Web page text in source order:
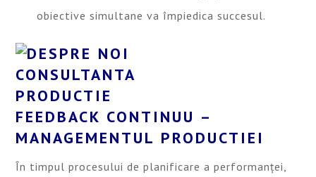
obiective simultane va împiedica succesul.
FEEDBACK CONTINUU –
MANAGEMENTUL PRODUCTIEI
În timpul procesului de planificare a performanței,